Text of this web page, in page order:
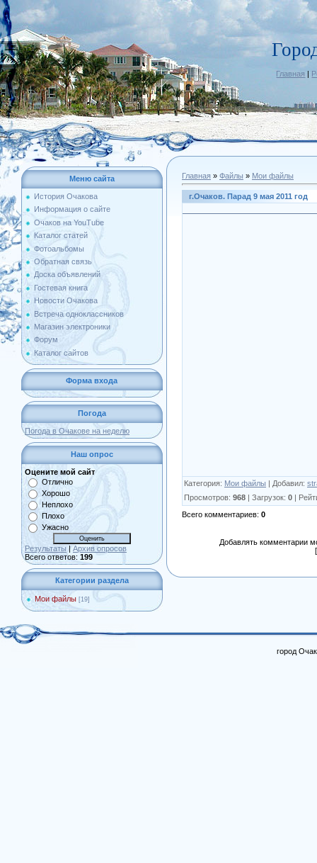
Главная |
Меню сайта
История Очакова
Информация о сайте
Очаков на YouTube
Каталог статей
Фотоальбомы
Обратная связь
Доска объявлений
Гостевая книга
Новости Очакова
Встреча одноклассников
Магазин электроники
Форум
Каталог сайтов
Форма входа
Погода
Погода в Очакове на неделю
Наш опрос
Оцените мой сайт
Отлично
Хорошо
Неплохо
Плохо
Ужасно
Результаты | Архив опросов
Всего ответов: 199
Категории раздела
Мои файлы [19]
Главная » Файлы » Мои файлы
г.Очаков. Парад 9 мая 2011 год
Категория: Мои файлы | Добавил:
Просмотров: 968 | Загрузок: 0 |
Всего комментариев: 0
Добавлять комментарии
город